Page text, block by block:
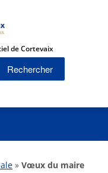
de Cortevaix
» Vœux du maire